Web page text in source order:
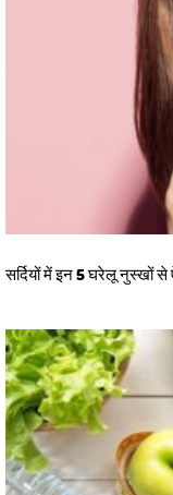
सर्दियों में इन 5 घरेलू नुस्खों